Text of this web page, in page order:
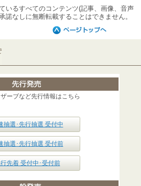
いるすべてのコンテンツ(記事、画像、音声
諾なしに無断転載することはできません。
ーブなど先行情報はこちら
抽選･先行抽選 受付中
抽選･先行抽選 受付前
先着 受付中･受付前